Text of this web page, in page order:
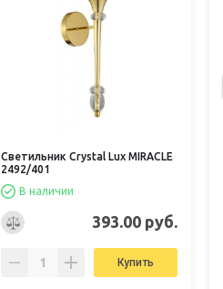
Светильник Crystal Lux MIRACLE
2492/401
В наличии
393.00 руб.
Купить